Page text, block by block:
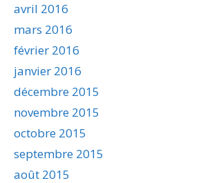
avril 2016
mars 2016
février 2016
janvier 2016
décembre 2015
novembre 2015
octobre 2015
septembre 2015
août 2015